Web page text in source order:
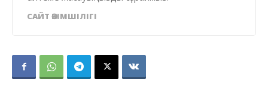
САЙТ ӘКІМШІЛІГІ